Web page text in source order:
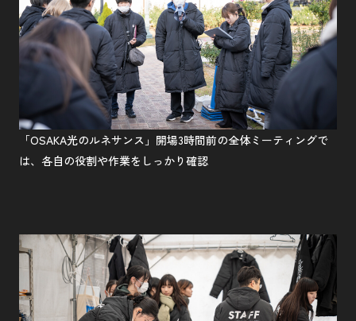
「OSAKA光のルネサンス」開場3時間前の全体ミーティングで
は、各自の役割や作業をしっかり確認